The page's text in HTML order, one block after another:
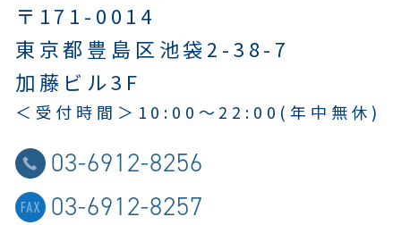
〒171-0014
東京都豊島区池袋2-38-7
加藤ビル3F
＜受付時間＞ 10:00～22:00 (年中無休)
03-6912-8256
03-6912-8257